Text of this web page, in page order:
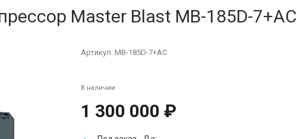
Master Blast MB-185D-7+AC
Артикул:MB-185D-7+AC
В наличии
1 300 000 ₽